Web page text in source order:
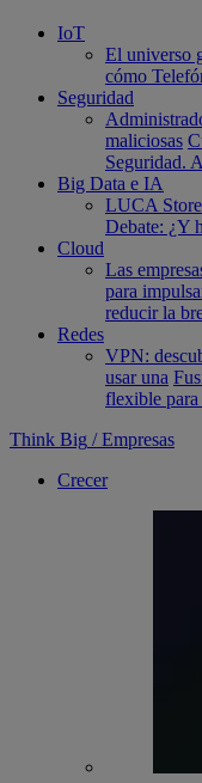
IoT
El universo
cómo
Seguridad
maliciosas
Seguridad.
Big Data e IA
LUCA
Debate: ¿Y
Cloud
Las
para
reducir la
Redes
VPN:
usar una
flexible
Think Big / Empresas
Crecer